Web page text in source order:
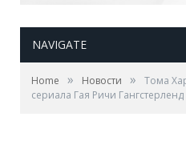
NAVIGATE
Home » Новости »
Тома
сериала Гая Ричи Гангстерленд